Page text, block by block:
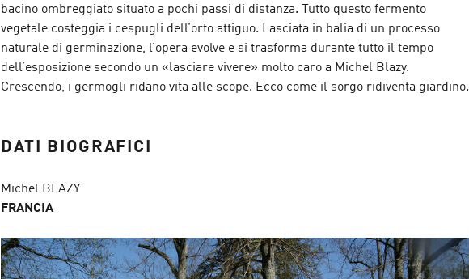
bacino ombreggiato situato a pochi passi di distanza. Tutto questo fermento
vegetale costeggia i cespugli dell’orto attiguo. Lasciata in balia di un processo
naturale di germinazione, l’opera evolve e si trasforma durante tutto il tempo
dell’esposizione secondo un «lasciare vivere» molto caro a Michel Blazy.
Crescendo, i germogli ridano vita alle scope. Ecco come il sorgo ridiventa giardino.
DATI BIOGRAFICI
Michel BLAZY
FRANCIA